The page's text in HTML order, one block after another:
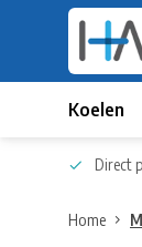
Koelen
Direct
Home